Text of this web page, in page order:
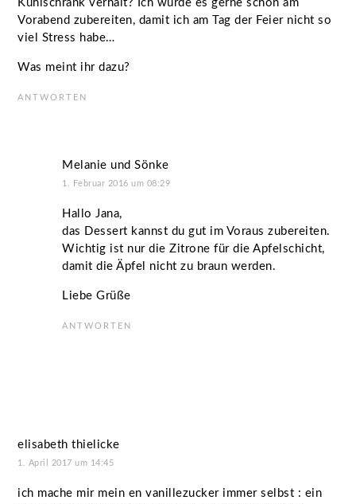
Kühlschrank verhält? Ich würde es gerne schon am
Vorabend zubereiten, damit ich am Tag der Feier nicht so
viel Stress habe…
Was meint ihr dazu?
ANTWORTEN
Melanie und Sönke
1. Februar 2016 um 08:29
Hallo Jana,
das Dessert kannst du gut im Voraus zubereiten.
Wichtig ist nur die Zitrone für die Apfelschicht,
damit die Äpfel nicht zu braun werden.
Liebe Grüße
ANTWORTEN
elisabeth thielicke
1. April 2017 um 14:45
ich mache mir mein en vanillezucker immer selbst : ein